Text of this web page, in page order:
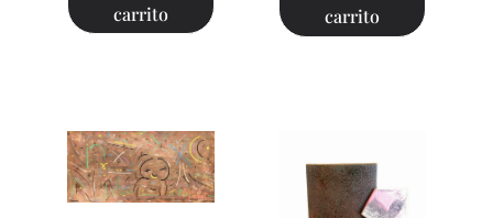
carrito
carrito